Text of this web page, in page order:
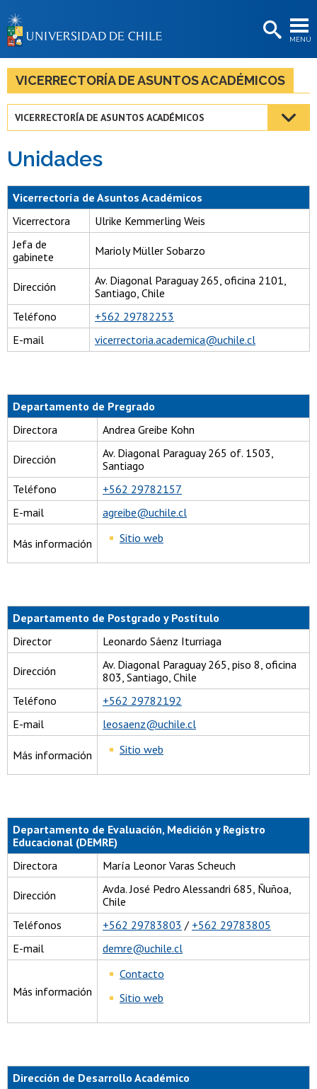
MENÚ
BIBLIOTECAS
LA UNIVERSIDAD
Estudiantes
Funcionarias/os
Egresadas/os
VICERRECTORÍA DE ASUNTOS ACADÉMICOS
VICERRECTORÍA DE ASUNTOS ACADÉMICOS
Unidades
Vicerrectoría de Asuntos Académicos
Vicerrectora
Ulrike Kemmerling Weis
Jefa de
gabinete
Marioly Müller Sobarzo
Dirección
Av. Diagonal Paraguay 265, oficina 2101,
Santiago, Chile
Teléfono
+562 29782253
E-mail
vicerrectoria.academica@uchile.cl
Departamento de Pregrado
Directora
Andrea Greibe Kohn
Dirección
Av. Diagonal Paraguay 265 of. 1503,
Santiago
Teléfono
+562 29782157
E-mail
agreibe@uchile.cl
Más información Sitio web
Departamento de Postgrado y Postítulo
Director
Leonardo Sáenz Iturriaga
Dirección
Av. Diagonal Paraguay 265, piso 8, oficina
803, Santiago, Chile
Teléfono
+562 29782192
E-mail
leosaenz@uchile.cl
Más información Sitio web
Departamento de Evaluación, Medición y Registro
Educacional (DEMRE)
Directora
María Leonor Varas Scheuch
Dirección
Avda. José Pedro Alessandri 685, Ñuñoa,
Chile
Teléfonos
+562 29783803 / +562 29783805
E-mail
demre@uchile.cl
Más información
Contacto
Sitio web
Dirección de Desarrollo Académico